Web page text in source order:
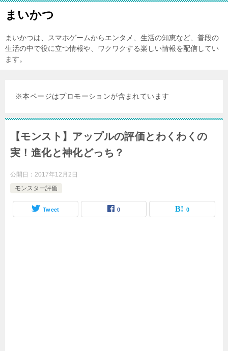
まいかつ
まいかつは、スマホゲームからエンタメ、生活の知恵など、普段の
生活の中で役に立つ情報や、ワクワクする楽しい情報を配信してい
ます。
※本ページはプロモーションが含まれています
【モンスト】アップルの評価とわくわくの
実！進化と神化どっち？
公開日： 2017年12月2日
モンスター評価
Tweet 0 0